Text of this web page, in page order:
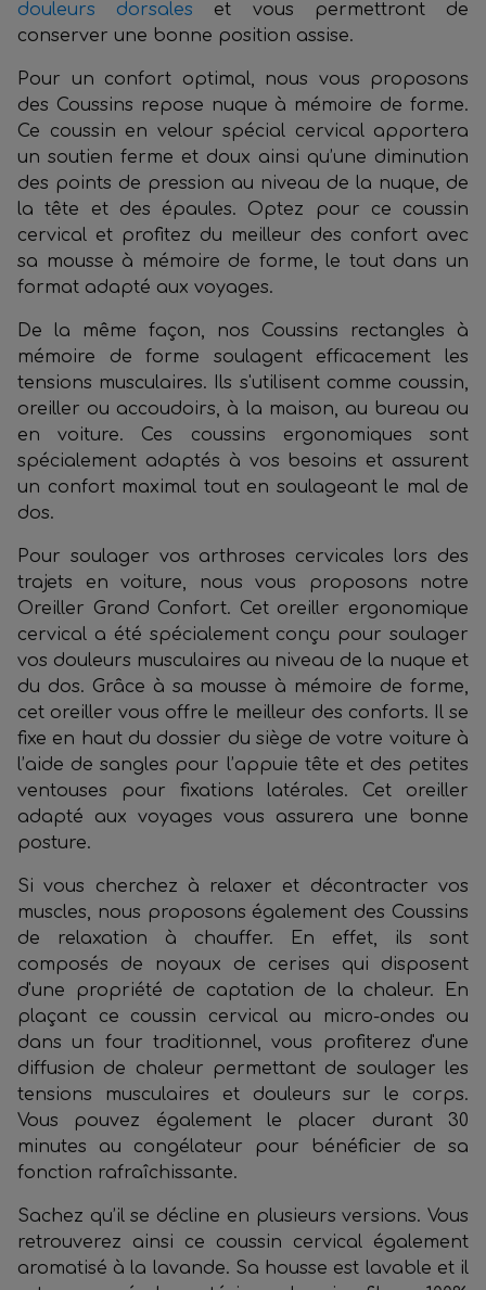
douleurs dorsales et vous permettront de
conserver une bonne position assise.
Pour un confort optimal, nous vous proposons
des Coussins repose nuque à mémoire de forme.
Ce coussin en velour spécial cervical apportera
un soutien ferme et doux ainsi qu’une diminution
des points de pression au niveau de la nuque, de
la tête et des épaules. Optez pour ce coussin
cervical et profitez du meilleur des confort avec
sa mousse à mémoire de forme, le tout dans un
format adapté aux voyages.
De la même façon, nos Coussins rectangles à
mémoire de forme soulagent efficacement les
tensions musculaires. Ils s'utilisent comme coussin,
oreiller ou accoudoirs, à la maison, au bureau ou
en voiture. Ces coussins ergonomiques sont
spécialement adaptés à vos besoins et assurent
un confort maximal tout en soulageant le mal de
dos.
Pour soulager vos arthroses cervicales lors des
trajets en voiture, nous vous proposons notre
Oreiller Grand Confort. Cet oreiller ergonomique
cervical a été spécialement conçu pour soulager
vos douleurs musculaires au niveau de la nuque et
du dos. Grâce à sa mousse à mémoire de forme,
cet oreiller vous offre le meilleur des conforts. Il se
fixe en haut du dossier du siège de votre voiture à
l’aide de sangles pour l’appuie tête et des petites
ventouses pour fixations latérales. Cet oreiller
adapté aux voyages vous assurera une bonne
posture.
Si vous cherchez à relaxer et décontracter vos
muscles, nous proposons également des Coussins
de relaxation à chauffer. En effet, ils sont
composés de noyaux de cerises qui disposent
d'une propriété de captation de la chaleur. En
plaçant ce coussin cervical au micro-ondes ou
dans un four traditionnel, vous profiterez d'une
diffusion de chaleur permettant de soulager les
tensions musculaires et douleurs sur le corps.
Vous pouvez également le placer durant 30
minutes au congélateur pour bénéficier de sa
fonction rafraîchissante.
Sachez qu’il se décline en plusieurs versions. Vous
retrouverez ainsi ce coussin cervical également
aromatisé à la lavande. Sa housse est lavable et il